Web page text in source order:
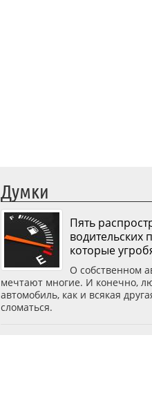
Думки
Пять
водительских
которые
О собственном
мечтают многие. И конечно,
автомобиль, как и всякая
сломаться.